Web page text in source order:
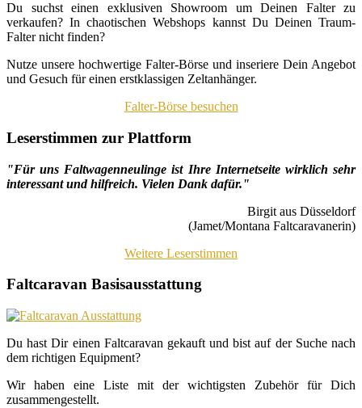
Du suchst einen exklusiven Showroom um Deinen Falter zu
verkaufen? In chaotischen Webshops kannst Du Deinen Traum-
Falter nicht finden?
Nutze unsere hochwertige Falter-Börse und inseriere Dein Angebot
und Gesuch für einen erstklassigen Zeltanhänger.
Falter-Börse besuchen
Leserstimmen zur Plattform
"Für uns Faltwagenneulinge ist Ihre Internetseite wirklich sehr
interessant und hilfreich. Vielen Dank dafür."
Birgit aus Düsseldorf
(Jamet/Montana Faltcaravanerin)
Weitere Leserstimmen
Faltcaravan Basisausstattung
Du hast Dir einen Faltcaravan gekauft und bist auf der Suche nach
dem richtigen Equipment?
Wir haben eine Liste mit der wichtigsten Zubehör für Dich
zusammengestellt.